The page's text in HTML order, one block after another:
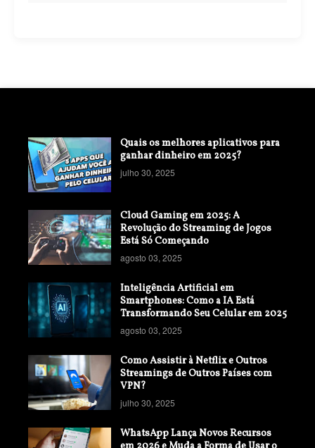
Quais os melhores aplicativos para
ganhar dinheiro em 2025?
julho 30, 2025
Cloud Gaming em 2025: A
Revolução do Streaming de Jogos
Está Só Começando
agosto 03, 2025
Inteligência Artificial em
Smartphones: Como a IA Está
Transformando Seu Celular em 2025
agosto 03, 2025
Como Assistir à Netflix e Outros
Streamings de Outros Países com
VPN?
julho 30, 2025
WhatsApp Lança Novos Recursos